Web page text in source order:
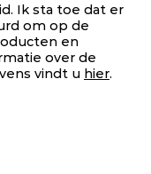
Ik sta toe dat er
om op de
en
over de
vindt u hier.